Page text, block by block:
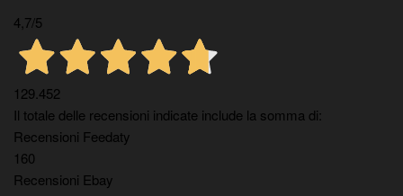
4,7/5
129.452
Il totale delle recensioni indicate include la somma di:
Recensioni Feedaty
160
Recensioni Ebay